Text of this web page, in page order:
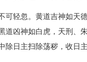
可轻忽。黄道吉神如天
道凶神如白虎，天刑、
除日主扫除荡秽，收日